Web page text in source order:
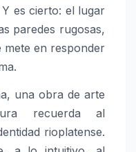
Y es cierto: el lugar
paredes rugosas,
mete en responder
una obra de arte
recuerda al
rioplatense.